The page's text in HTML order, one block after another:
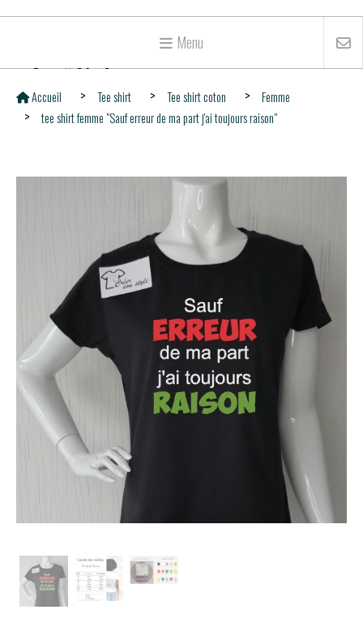
Menu
Accueil Tee shirt Tee shirt coton
Femme
tee shirt femme "Sauf erreur de ma part j'ai toujours raison"